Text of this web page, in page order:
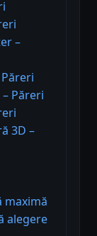
–
Păreri
Păreri
3D –
maximă
alegere